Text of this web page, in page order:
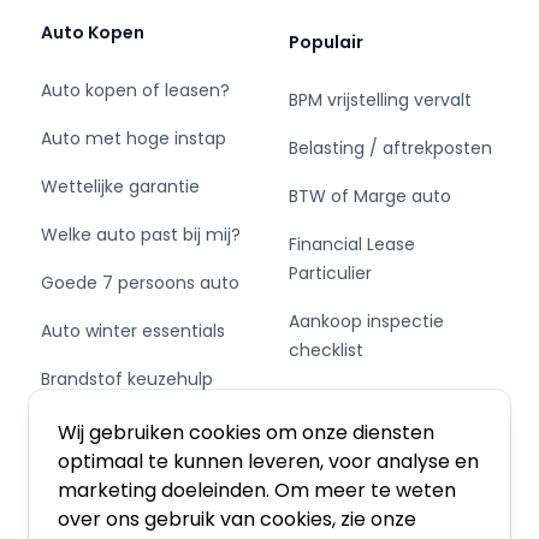
Wij gebruiken cookies om onze diensten
optimaal te kunnen leveren, voor analyse en
marketing doeleinden. Om meer te weten
over ons gebruik van cookies, zie onze
VELDHOVEN.
We hebben een liefde voor Ford en Mazda en
dus meerdere modellen op voorraad. Staat een
Ford of Mazda model met uw kleur, km-stand of
website in de gaten, we hebben geregeld een
nieuwe aanvoer van deze modellen of neem
Autobedrijf Rijkers streeft naar een zo actueel
mogelijke website. Mocht ondanks deze
inspanningen de informatie van of de inhoud op
deze website onvolledig en of onjuist zijn, dan
kunnen wij daarvoor geen aansprakelijkheid
aanvaarden. Voor de prijzen die op onze
Auto Kopen
Auto kopen of leasen?
Auto met hoge instap
Wettelijke garantie
Welke auto past bij mij?
Goede 7 persoons auto
Auto winter essentials
Brandstof keuzehulp
Schakel of automaat?
Populair
BPM vrijstelling vervalt
Belasting / aftrekposten
BTW of Marge auto
Financial Lease
Particulier
Aankoop inspectie
checklist
Private Leasen,
Financieren of Kopen?